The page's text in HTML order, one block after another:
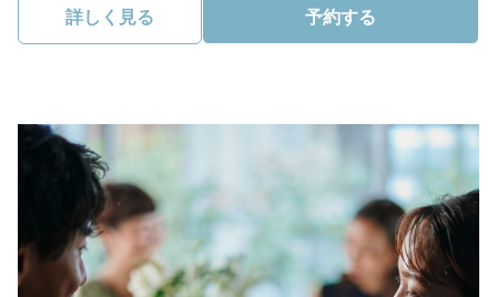
詳しく見る 予約する